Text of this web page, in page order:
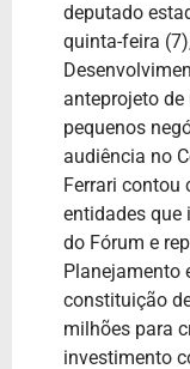
deputado
quinta-feira
anteprojeto
pequenos
audiência no
Ferrari contou
entidades que
do Fórum e
Planejamento
constituição
milhões para
investimento